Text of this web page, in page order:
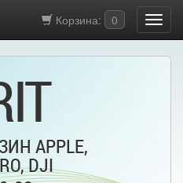
Корзина: 0
APPLE,
DJI